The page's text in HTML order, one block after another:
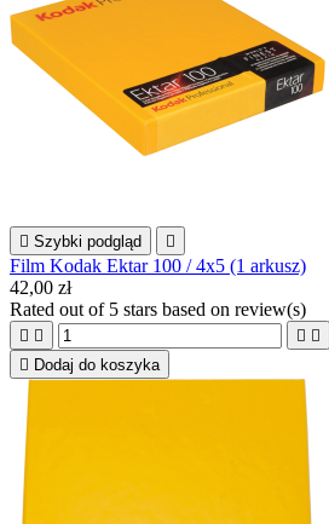
 Szybki podgląd 
Film Kodak Ektar 100 / 4x5 (1 arkusz)
42,00 zł
Rated out of 5 stars based on review(s)
   
 Dodaj do koszyka